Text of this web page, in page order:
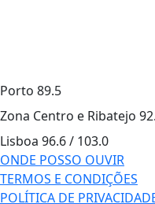
Porto 89.5
Zona Centro e Ribatejo
Lisboa 96.6 / 103.0
ONDE POSSO OUVIR
TERMOS E CONDIÇÕES
POLÍTICA DE